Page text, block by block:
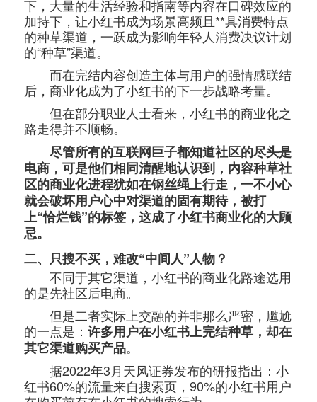
下，大量的生活经验和指南等内容在口碑效应的
加持下，让小红书成为场景高频且**具消费特点
的种草渠道，一跃成为影响年轻人消费决议计划
的“种草”渠道。
而在完结内容创造主体与用户的强情感联结
后，商业化成为了小红书的下一步战略考量。
但在部分职业人士看来，小红书的商业化之
路走得并不顺畅。
尽管所有的互联网巨子都知道社区的尽头是
电商，可是他们相同清醒地认识到，内容种草社
区的商业化进程犹如在钢丝绳上行走，一不小心
就会破坏用户心中对渠道的固有期待，被打
上“恰烂钱”的标签，这成了小红书商业化的大顾
忌。
二、只搜不买，难改“中间人”人物？
不同于其它渠道，小红书的商业化路途选用
的是先社区后电商。
但是二者实际上交融的并非那么严密，尴尬
的一点是： 许多用户在小红书上完结种草，却在
其它渠道购买产品。
据2022年3月天风证券发布的研报指出：小
红书60%的流量来自搜索页，90%的小红书用户